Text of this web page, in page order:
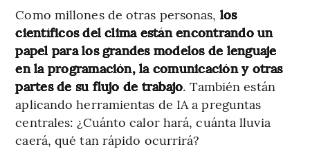
Como millones de otras personas, los
científicos del clima están encontrando un
papel para los grandes modelos de lenguaje
en la programación, la comunicación y otras
partes de su flujo de trabajo. También están
aplicando herramientas de IA a preguntas
centrales: ¿Cuánto calor hará, cuánta lluvia
caerá, qué tan rápido ocurrirá?